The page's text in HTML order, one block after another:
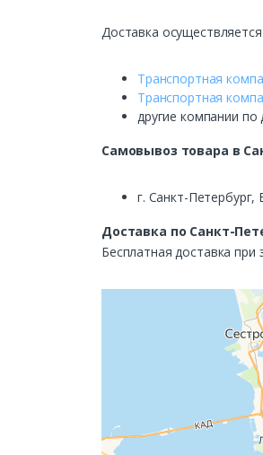
Доставка
Транспортная
Транспортная
другие компании по
Самовывоз товара в
г. Санкт-
Доставка по Санкт-
Бесплатная доставка при